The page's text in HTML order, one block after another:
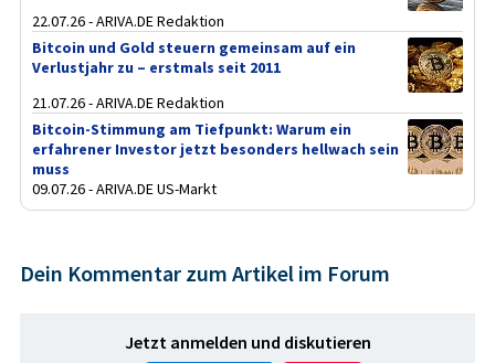
22.07.26 - ARIVA.DE Redaktion
Bitcoin und Gold steuern gemeinsam auf ein
Verlustjahr zu – erstmals seit 2011
21.07.26 - ARIVA.DE Redaktion
Bitcoin-Stimmung am Tiefpunkt: Warum ein
erfahrener Investor jetzt besonders hellwach sein
muss
09.07.26 - ARIVA.DE US-Markt
Dein Kommentar zum Artikel im Forum
Jetzt anmelden und diskutieren